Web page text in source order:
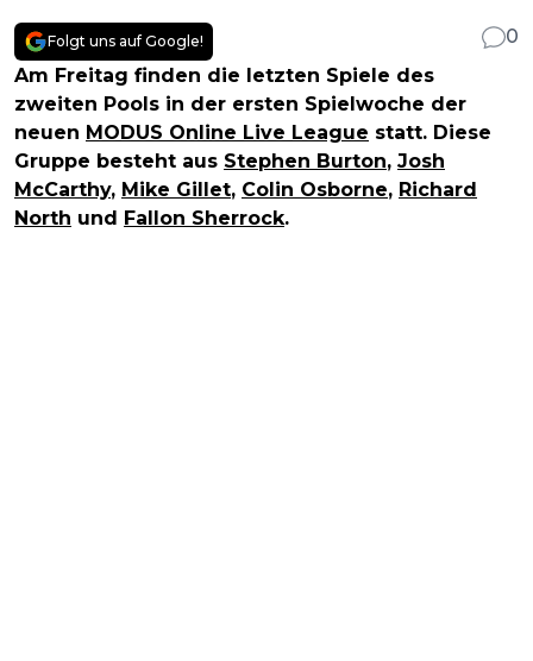
Folgt uns auf Google!
0
Am Freitag finden die letzten Spiele des
zweiten Pools in der ersten Spielwoche der
neuen MODUS Online Live League statt. Diese
Gruppe besteht aus Stephen Burton, Josh
McCarthy, Mike Gillet, Colin Osborne, Richard
North und Fallon Sherrock.